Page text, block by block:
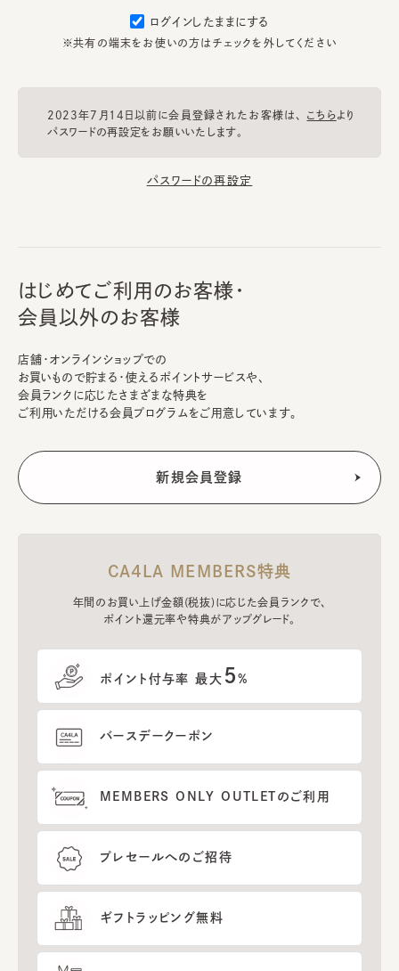
ログインしたままにする
※共有の端末をお使いの方はチェックを外してください
2023年7月14日以前に会員登録されたお客様は、 こちらより
パスワードの再設定をお願いいたします。
パスワードの再設定
はじめてご利用のお客様・
会員以外のお客様
店舗・オンラインショップでの
お買いもので貯まる・使えるポイントサービスや、
会員ランクに応じたさまざまな特典を
ご利用いただける会員プログラムをご用意しています。
CA4LA MEMBERS特典
年間のお買い上げ金額(税抜)に応じた会員ランクで、
ポイント還元率や特典がアップグレード。
ポイント付与率 最大 5%
バースデークーポン
MEMBERS ONLY OUTLETのご利用
プレセールへのご招待
ギフトラッピング無料